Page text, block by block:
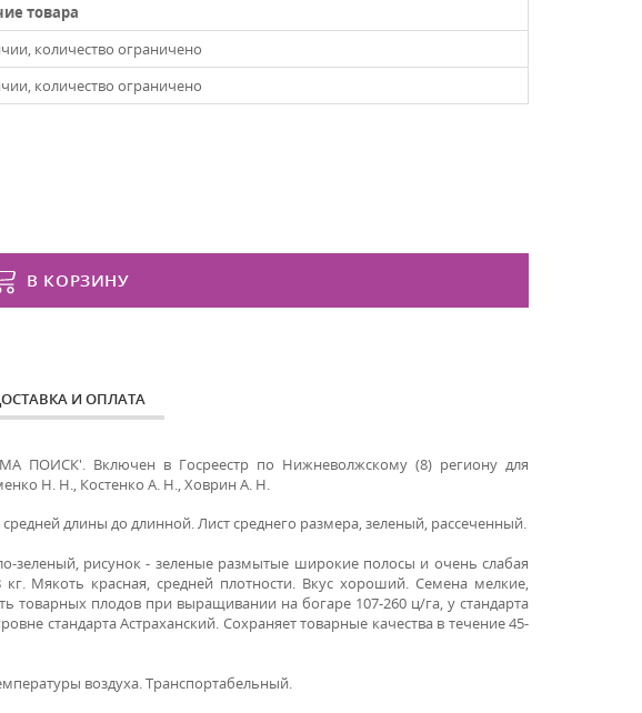
товара
количество ограничено
количество ограничено
В КОРЗИНУ
И ОПЛАТА
ПОИСК'. Включен в Госреестр по Нижневолжскому (8) региону для
Н. Н., Костенко А. Н., Ховрин А. Н.
длины до длинной. Лист среднего размера, зеленый, рассеченный.
зеленый, рисунок - зеленые размытые широкие полосы и очень слабая
Мякоть красная, средней плотности. Вкус хороший. Семена мелкие,
товарных плодов при выращивании на богаре 107-260 ц/га, у стандарта
стандарта Астраханский. Сохраняет товарные качества в течение 45-
воздуха. Транспортабельный.